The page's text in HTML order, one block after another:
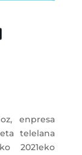
enpresa
telelana
2021eko